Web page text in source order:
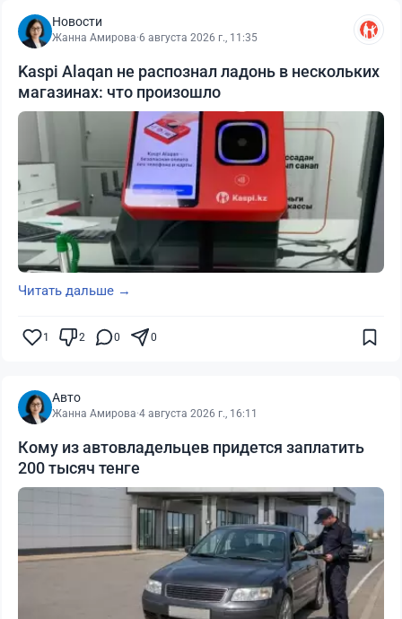
Новости
Жанна Амирова·6 августа 2026 г., 11:35
Kaspi Alaqan не распознал ладонь в нескольких
магазинах: что произошло
Читать дальше →
1 2 0 0
Авто
Жанна Амирова·4 августа 2026 г., 16:11
Кому из автовладельцев придется заплатить
200 тысяч тенге